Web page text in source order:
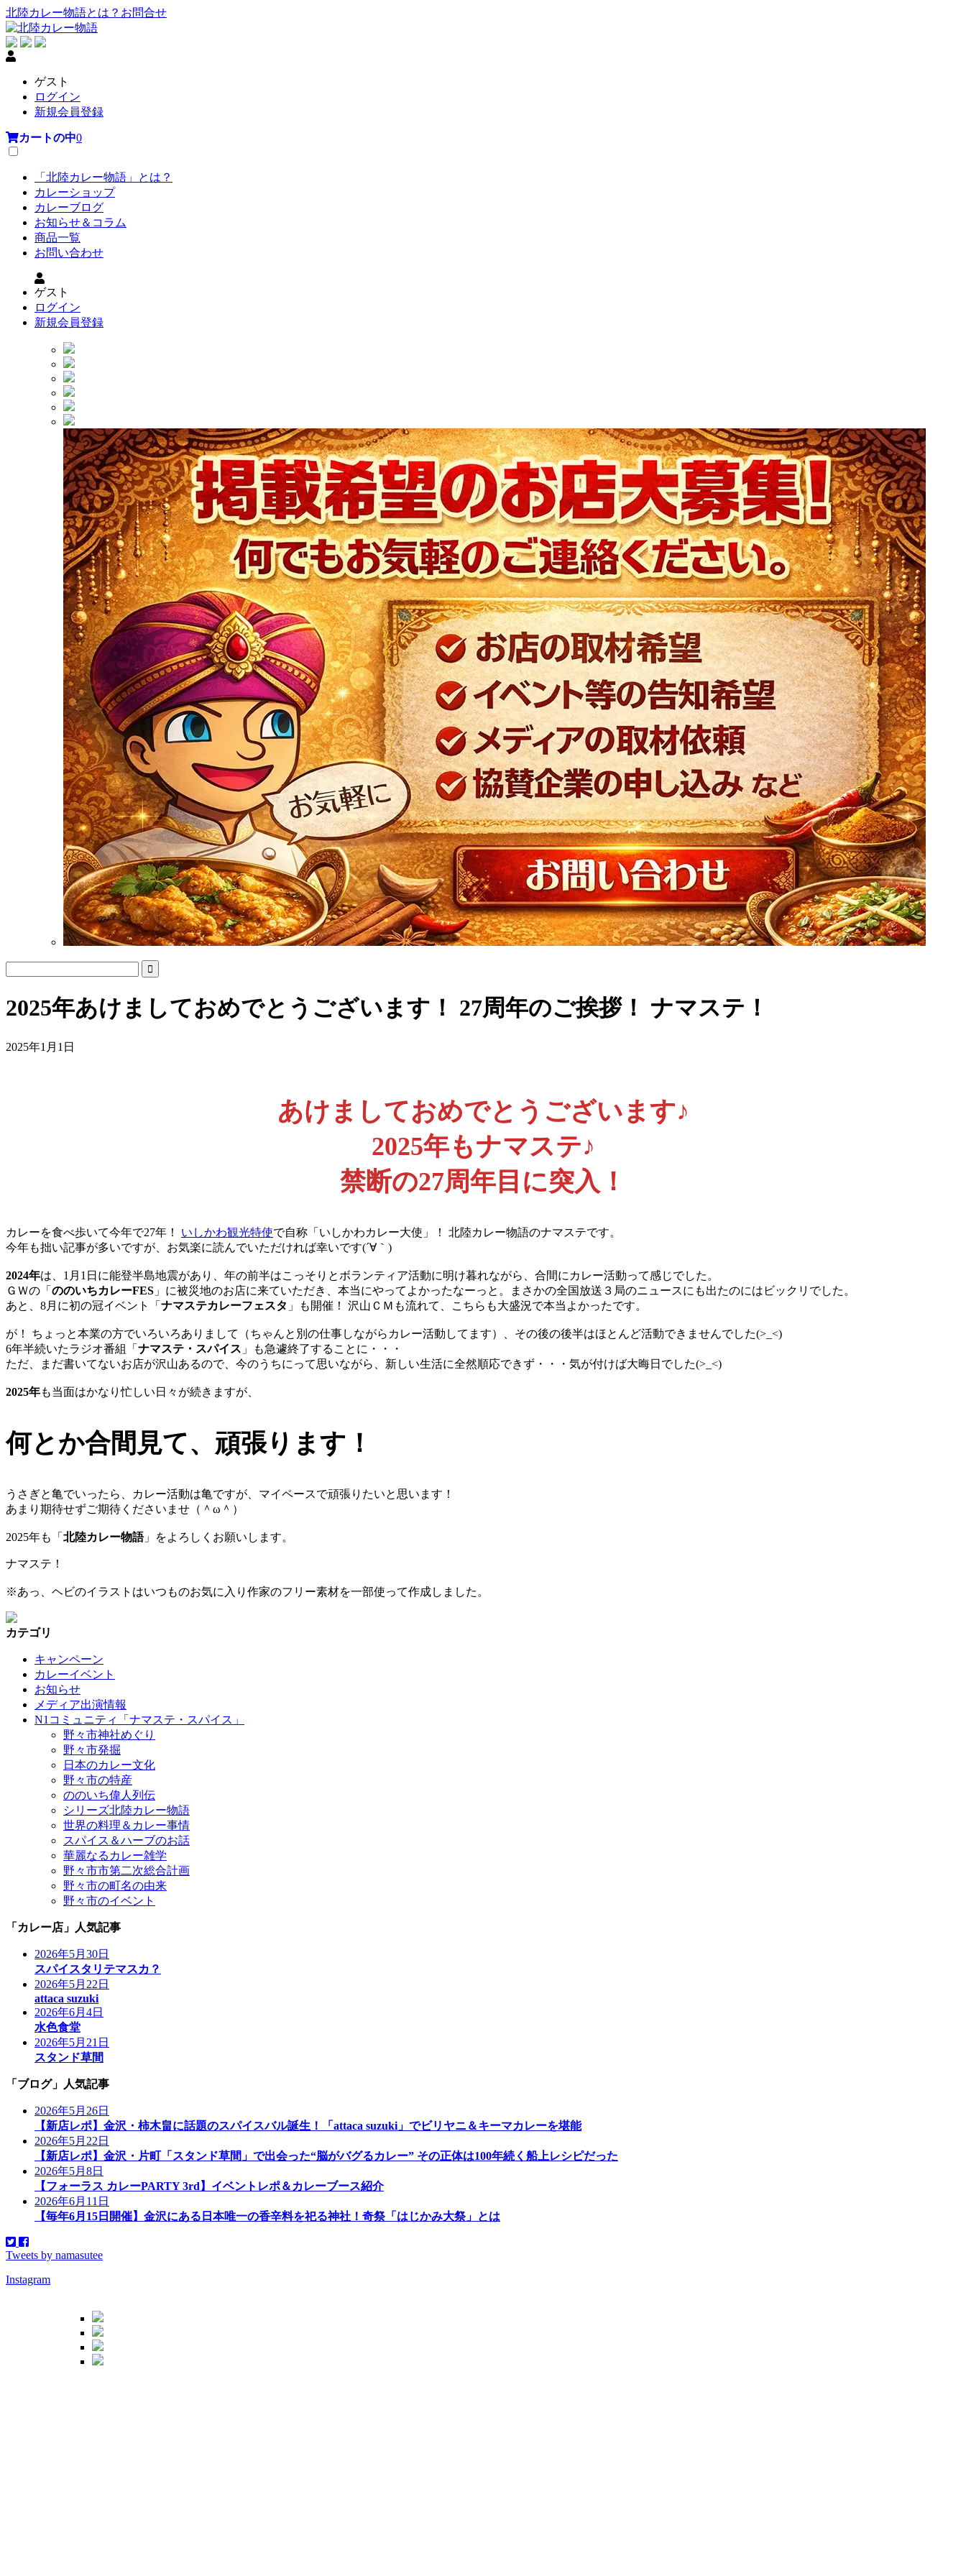
北陸カレー物語とは？ お問合せ
ゲスト
ログイン
新規会員登録
カートの中0
「北陸カレー物語」とは？
カレーショップ
カレーブログ
お知らせ＆コラム
商品一覧
お問い合わせ
ゲスト
ログイン
新規会員登録
2025年あけましておめでとうございます！ 27周年のご挨拶！ ナマステ！
2025年1月1日
あけましておめでとうございます♪
2025年もナマステ♪
禁断の27周年目に突入！
カレーを食べ歩いて今年で27年！ いしかわ観光特使で自称「いしかわカレー大使」！ 北陸カレー物語のナマステです。
今年も拙い記事が多いですが、お気楽に読んでいただければ幸いです(´∀｀)
2024年は、1月1日に能登半島地震があり、年の前半はこっそりとボランティア活動に明け暮れながら、合間にカレー活動って感じでした。
ＧＷの「 ののいちカレーFES 」に被災地のお店に来ていただき、本当にやってよかったなーっと。まさかの全国放送３局のニュースにも出たのにはビックリでした。
あと、8月に初の冠イベント「 ナマステカレーフェスタ 」も開催！ 沢山ＣＭも流れて、こちらも大盛況で本当よかったです。
が！ ちょっと本業の方でいろいろありまして（ちゃんと別の仕事しながらカレー活動してます）、その後の後半はほとんど活動できませんでした(>_<)
6年半続いたラジオ番組「 ナマステ・スパイス 」も急遽終了することに・・・
ただ、まだ書いてないお店が沢山あるので、今のうちにって思いながら、新しい生活に全然順応できず・・・気が付けば大晦日でした(>_<)
2025年も当面はかなり忙しい日々が続きますが、
何とか合間見て、頑張ります！
うさぎと亀でいったら、カレー活動は亀ですが、マイペースで頑張りたいと思います！
あまり期待せずご期待くださいませ（＾ω＾）
2025年も「 北陸カレー物語」をよろしくお願いします。
ナマステ！
※あっ、ヘビのイラストはいつものお気に入り作家のフリー素材を一部使って作成しました。
カテゴリ
キャンペーン
カレーイベント
お知らせ
メディア出演情報
N1コミュニティ「ナマステ・スパイス」
野々市神社めぐり
野々市発掘
日本のカレー文化
野々市の特産
ののいち偉人列伝
シリーズ北陸カレー物語
世界の料理＆カレー事情
スパイス＆ハーブのお話
華麗なるカレー雑学
野々市市第二次総合計画
野々市の町名の由来
野々市のイベント
「カレー店」人気記事
2026年5月30日
スパイスタリテマスカ？
2026年5月22日
attaca suzuki
2026年6月4日
水色食堂
2026年5月21日
スタンド草間
「ブログ」人気記事
2026年5月26日
【新店レポ】金沢・柿木畠に話題のスパイスバル誕生！「attaca suzuki」でビリヤニ＆キーマカレーを堪能
2026年5月22日
【新店レポ】金沢・片町「スタンド草間」で出会った“脳がバグるカレー” その正体は100年続く船上レシピだった
2026年5月8日
【フォーラス カレーPARTY 3rd】イベントレポ＆カレーブース紹介
2026年6月11日
【毎年6月15日開催】金沢にある日本唯一の香辛料を祀る神社！奇祭「はじかみ大祭」とは
Tweets by namasutee
Instagram